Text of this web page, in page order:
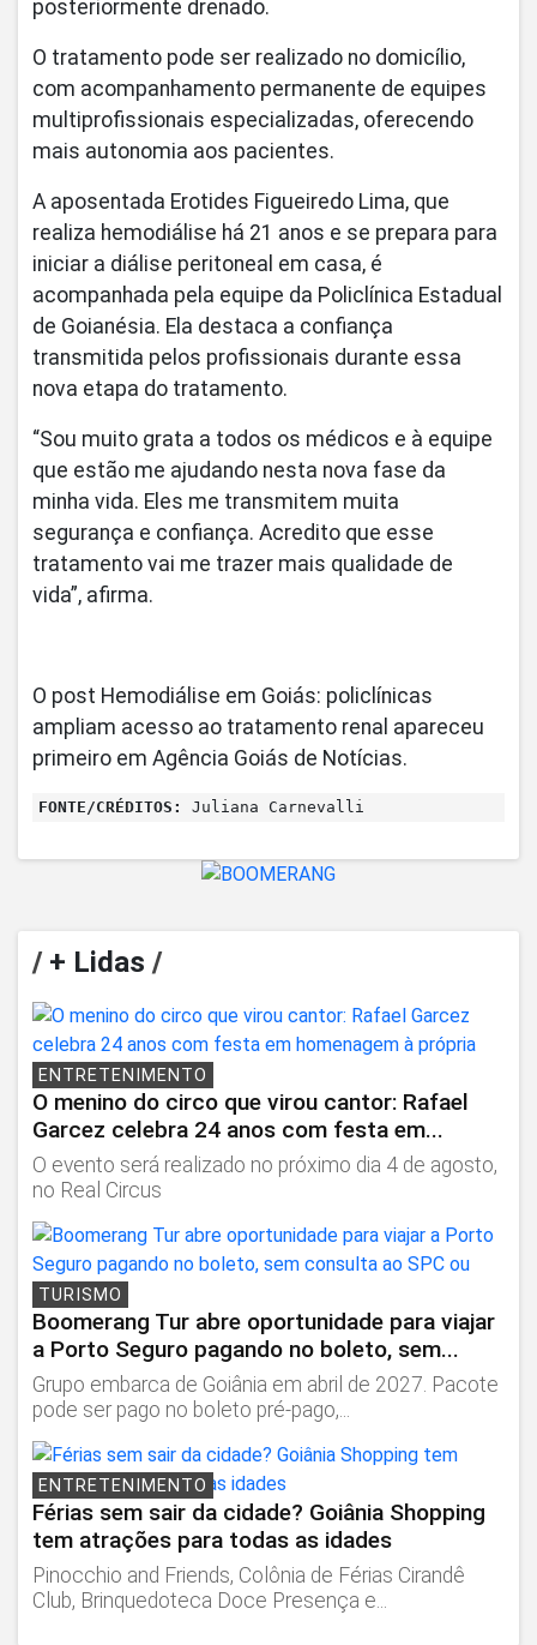
posteriormente drenado.
O tratamento pode ser realizado no domicílio,
com acompanhamento permanente de equipes
multiprofissionais especializadas, oferecendo
mais autonomia aos pacientes.
A aposentada Erotides Figueiredo Lima, que
realiza hemodiálise há 21 anos e se prepara para
iniciar a diálise peritoneal em casa, é
acompanhada pela equipe da Policlínica Estadual
de Goianésia. Ela destaca a confiança
transmitida pelos profissionais durante essa
nova etapa do tratamento.
“Sou muito grata a todos os médicos e à equipe
que estão me ajudando nesta nova fase da
minha vida. Eles me transmitem muita
segurança e confiança. Acredito que esse
tratamento vai me trazer mais qualidade de
vida”, afirma.
O post Hemodiálise em Goiás: policlínicas
ampliam acesso ao tratamento renal apareceu
primeiro em Agência Goiás de Notícias.
FONTE/CRÉDITOS: Juliana Carnevalli
/+ Lidas /
ENTRETENIMENTO
O menino do circo que virou cantor: Rafael
Garcez celebra 24 anos com festa em...
O evento será realizado no próximo dia 4 de agosto,
no Real Circus
TURISMO
Boomerang Tur abre oportunidade para viajar
a Porto Seguro pagando no boleto, sem...
Grupo embarca de Goiânia em abril de 2027. Pacote
pode ser pago no boleto pré-pago,...
ENTRETENIMENTO
Férias sem sair da cidade? Goiânia Shopping
tem atrações para todas as idades
Pinocchio and Friends, Colônia de Férias Cirandê
Club, Brinquedoteca Doce Presença e...